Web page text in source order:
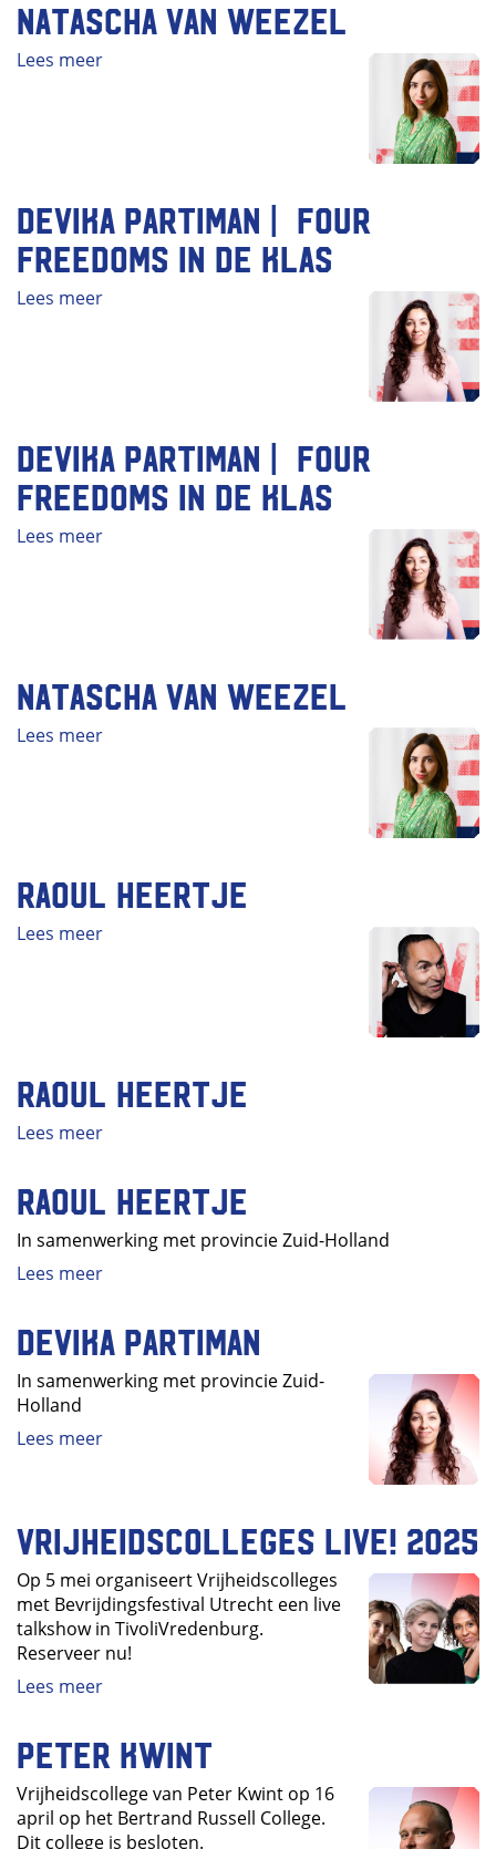
Natascha van Weezel
Lees meer
Devika Partiman | Four
Freedoms in de klas
Lees meer
Devika Partiman | Four
Freedoms in de klas
Lees meer
Natascha van Weezel
Lees meer
Raoul Heertje
Lees meer
Raoul Heertje
Lees meer
Raoul Heertje
In samenwerking met provincie Zuid-Holland
Lees meer
Devika Partiman
In samenwerking met provincie Zuid-
Holland
Lees meer
Vrijheidscolleges Live! 2025
Op 5 mei organiseert Vrijheidscolleges
met Bevrijdingsfestival Utrecht een live
talkshow in TivoliVredenburg.
Reserveer nu!
Lees meer
Peter Kwint
Vrijheidscollege van Peter Kwint op 16
april op het Bertrand Russell College.
Dit college is besloten.